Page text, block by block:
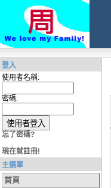
登入
使用者名稱:
密碼:
忘了密碼?
現在就註冊!
主選單
首頁